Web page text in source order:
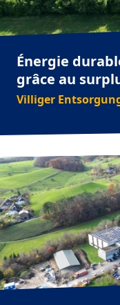
Énergie
grâce au
Villiger